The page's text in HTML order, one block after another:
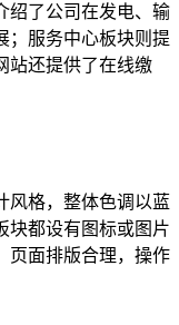
绍了公司在发电、输
；服务中心板块则提
站还提供了在线缴
风格，整体色调以蓝
块都设有图标或图片
页面排版合理，操作